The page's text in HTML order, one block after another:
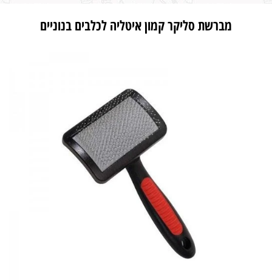
מברשת סליקר קמון איטליה לכלבים בנוניים